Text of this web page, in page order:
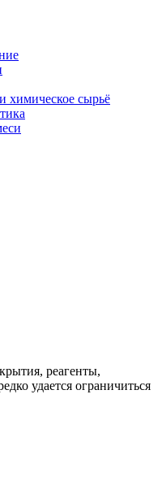
сырьё
реагенты,
удается ограничиться